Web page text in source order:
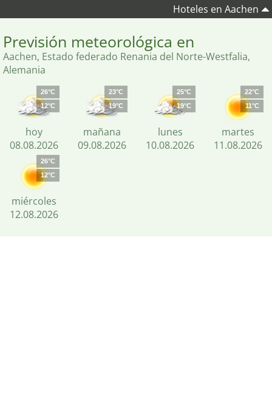
Hoteles en Aachen
Previsión meteorológica en
Aachen, Estado federado Renania del Norte-Westfalia,
Alemania
26°C
12°C
hoy
08.08.2026
23°C
19°C
mañana
09.08.2026
25°C
19°C
lunes
10.08.2026
22°C
11°C
martes
11.08.2026
26°C
12°C
miércoles
12.08.2026